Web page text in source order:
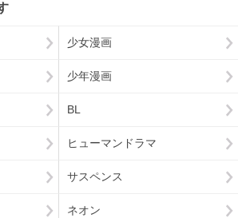
少女漫画
少年漫画
BL
ヒューマンドラマ
サスペンス
ネオン